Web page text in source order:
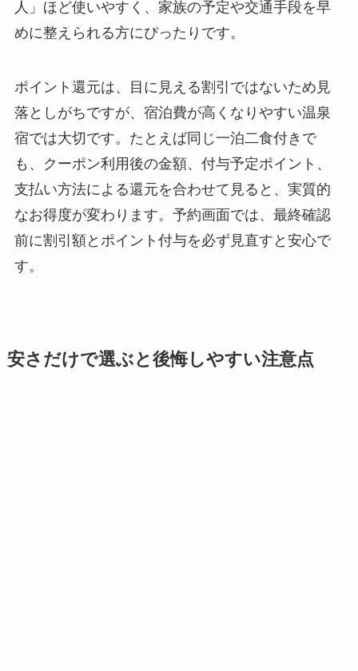
人」ほど使いやすく、家族の予定や交通手段を早
めに整えられる方にぴったりです。
ポイント還元は、目に見える割引ではないため見
落としがちですが、宿泊費が高くなりやすい温泉
宿では大切です。たとえば同じ一泊二食付きで
も、クーポン利用後の金額、付与予定ポイント、
支払い方法による還元を合わせて見ると、実質的
なお得度が変わります。予約画面では、最終確認
前に割引額とポイント付与を必ず見直すと安心で
す。
安さだけで選ぶと後悔しやすい注意点